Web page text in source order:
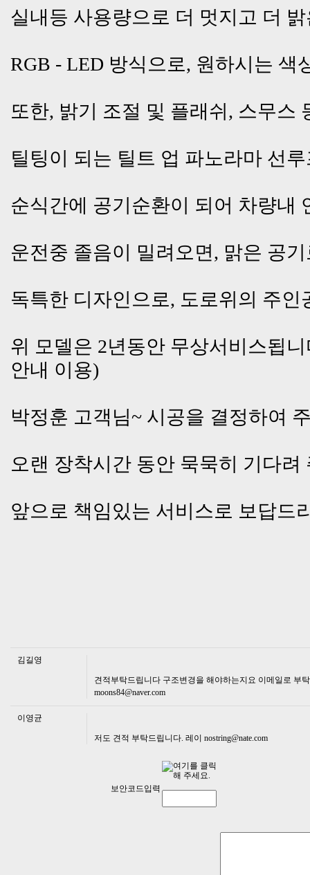
실내등 사용량으로 더 멋지고 더
RGB - LED 방식으로, 원하시는 색
또한, 밝기 조절 및 플래쉬, 스무스
틸팅이 되는 틸트 업 파노라마 선
순식간에 공기순환이 되어 차량내
운전중 졸음이 밀려오면, 맑은 공
독특한 디자인으로, 도로위의 주인
위 모델은 2년동안 무상서비스됩
안내 이용)
박정훈 고객님~ 시공을 결정하여
오랜 장착시간 동안 묵묵히 기다
앞으로 책임있는 서비스로 보답드
김길영
견적부탁드립니다 구조변경을 해야하는지요 이메일로 부
moons84@naver.com
이영균
저도 견적 부탁드립니다. 레이 nostring@nate.com
보안코드입력